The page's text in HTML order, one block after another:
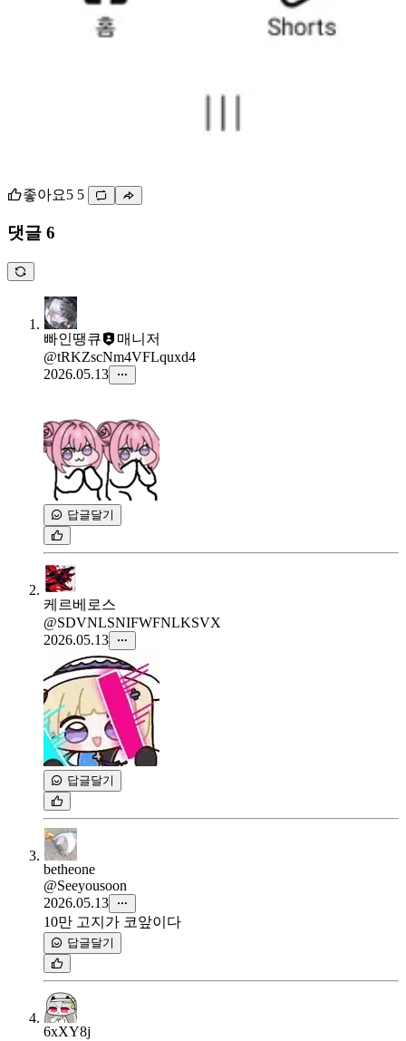
좋아요5 5
댓글 6
빠인땡큐
매니저
@tRKZscNm4VFLquxd4
2026.05.13
답글달기
케르베로스
@SDVNLSNIFWFNLKSVX
2026.05.13
답글달기
betheone
@Seeyousoon
2026.05.13
10만 고지가 코앞이다
답글달기
6xXY8j